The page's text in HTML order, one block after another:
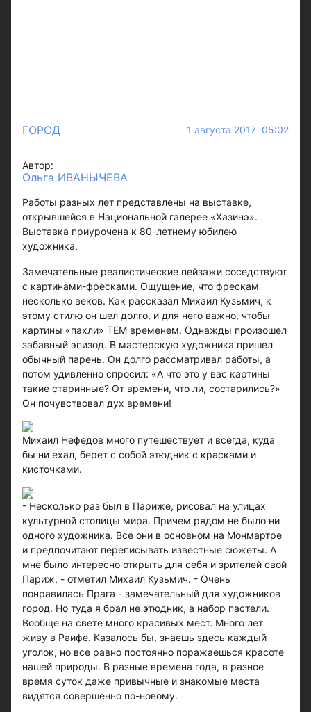
ГОРОД 1 августа 2017 05:02
Автор:
Ольга ИВАНЫЧЕВА
Работы разных лет представлены на выставке,
открывшейся в Национальной галерее «Хазинэ».
Выставка приурочена к 80-летнему юбилею
художника.
Замечательные реалистические пейзажи соседствуют
с картинами-фресками. Ощущение, что фрескам
несколько веков. Как рассказал Михаил Кузьмич, к
этому стилю он шел долго, и для него важно, чтобы
картины «пахли» ТЕМ временем. Однажды произошел
забавный эпизод. В мастерскую художника пришел
обычный парень. Он долго рассматривал работы, а
потом удивленно спросил: «А что это у вас картины
такие старинные? От времени, что ли, состарились?»
Он почувствовал дух времени!
Михаил Нефедов много путешествует и всегда, куда
бы ни ехал, берет с собой этюдник с красками и
кисточками.
- Несколько раз был в Париже, рисовал на улицах
культурной столицы мира. Причем рядом не было ни
одного художника. Все они в основном на Монмартре
и предпочитают переписывать известные сюжеты. А
мне было интересно открыть для себя и зрителей свой
Париж, - отметил Михаил Кузьмич. - Очень
понравилась Прага - замечательный для художников
город. Но туда я брал не этюдник, а набор пастели.
Вообще на свете много красивых мест. Много лет
живу в Раифе. Казалось бы, знаешь здесь каждый
уголок, но все равно постоянно поражаешься красоте
нашей природы. В разные времена года, в разное
время суток даже привычные и знакомые места
видятся совершенно по-новому.